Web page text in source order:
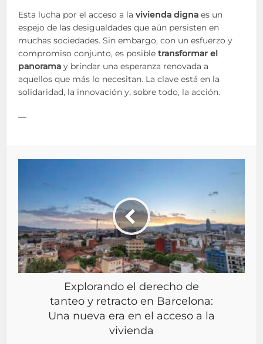
Esta lucha por el acceso a lavivienda digna es un
espejo de las desigualdades que aún persisten en
muchas sociedades. Sin embargo, con un esfuerzo y
compromiso conjunto, es posibletransformar el
panorama y brindar una esperanza renovada a
aquellos que más lo necesitan. La clave está en la
solidaridad, la innovación y, sobre todo, la acción.
—
Explorando el derecho de
tanteo y retracto en Barcelona:
Una nueva era en el acceso a la
vivienda